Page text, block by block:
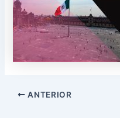
ANTERIOR